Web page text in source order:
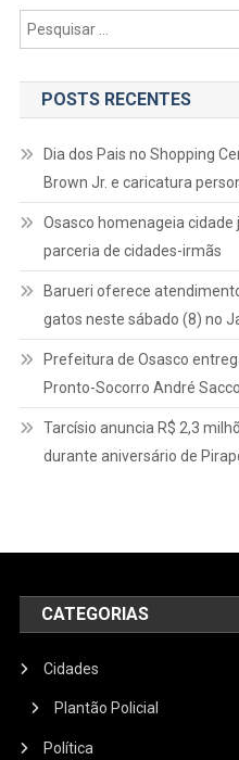
POSTS RECENTES
Dia dos Pais no Shopping
Brown Jr. e caricatura
Osasco homenageia cidade
parceria de cidades-irmãs
Barueri oferece
gatos neste sábado (8) no
Prefeitura de Osasco
Pronto-Socorro André
Tarcísio anuncia R$ 2,3
durante aniversário de
CATEGORIAS
Cidades
Plantão Policial
Política